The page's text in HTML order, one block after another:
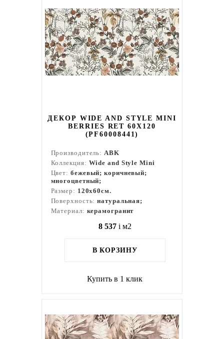
ДЕКОР WIDE AND STYLE MINI
BERRIES RET 60X120
(PF60008441)
Производитель:ABK
Коллекция: Wide and Style Mini
Цвет: бежевый; коричневый;
многоцветный;
Размер: 120x60см.
Поверхность:натуральная;
Материал: керамогранит
8 537 i м2
В КОРЗИНУ
Купить в 1 клик